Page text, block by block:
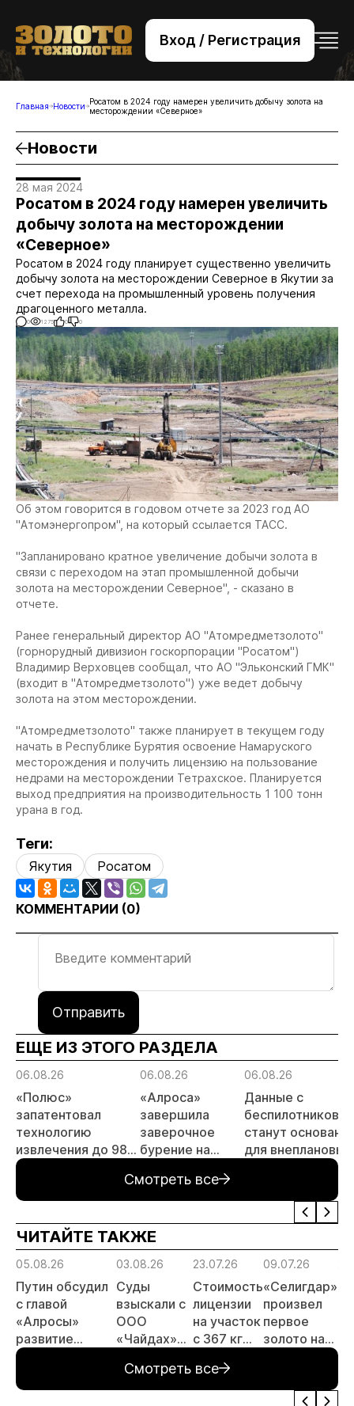
Вход / Регистрация
+7 (495) 221-76-32
bsv@zolteh.ru
Главная Новости Росатом в 2024 году намерен увеличить добычу золота на
месторождении «Северное»
Новости
28 мая 2024
Росатом в 2024 году намерен увеличить
добычу золота на месторождении
«Северное»
Росатом в 2024 году планирует существенно увеличить
добычу золота на месторождении Северное в Якутии за
счет перехода на промышленный уровень получения
драгоценного металла.
0 1275 0 0
Об этом говорится в годовом отчете за 2023 год АО
"Атомэнергопром", на который ссылается ТАСС.
"Запланировано кратное увеличение добычи золота в
связи с переходом на этап промышленной добычи
золота на месторождении Северное", - сказано в
отчете.
Ранее генеральный директор АО "Атомредметзолото"
(горнорудный дивизион госкорпорации "Росатом")
Владимир Верховцев сообщал, что АО "Эльконский ГМК"
(входит в "Атомредметзолото") уже ведет добычу
золота на этом месторождении.
"Атомредметзолото" также планирует в текущем году
начать в Республике Бурятия освоение Намаруского
месторождения и получить лицензию на пользование
недрами на месторождении Тетрахское. Планируется
выход предприятия на производительность 1 100 тонн
урана в год.
Теги:
Якутия Росатом
КОММЕНТАРИИ (0)
Отправить
ЕЩЕ ИЗ ЭТОГО РАЗДЕЛА
06.08.26
«Полюс»
запатентовал
технологию
извлечения до 98%
золота из
металлургического
шлака
06.08.26
«Алроса»
завершила
заверочное
бурение на
месторождении
Дегдекан
06.08.26
Данные с
беспилотников
станут
для внеплановых
Смотреть все
ЧИТАЙТЕ ТАКЖЕ
05.08.26
Путин обсудил
с главой
«Алросы»
развитие
золотодобычи
энергетических
03.08.26
Суды
взыскали с
ООО
«Чайдах»
рублей за
незаконную
23.07.26
Стоимость
лицензии
на участок
с 367 кг
Якутии
выросла
09.07.26
«Селигдар»
произвел
первое
золото на
Смотреть все